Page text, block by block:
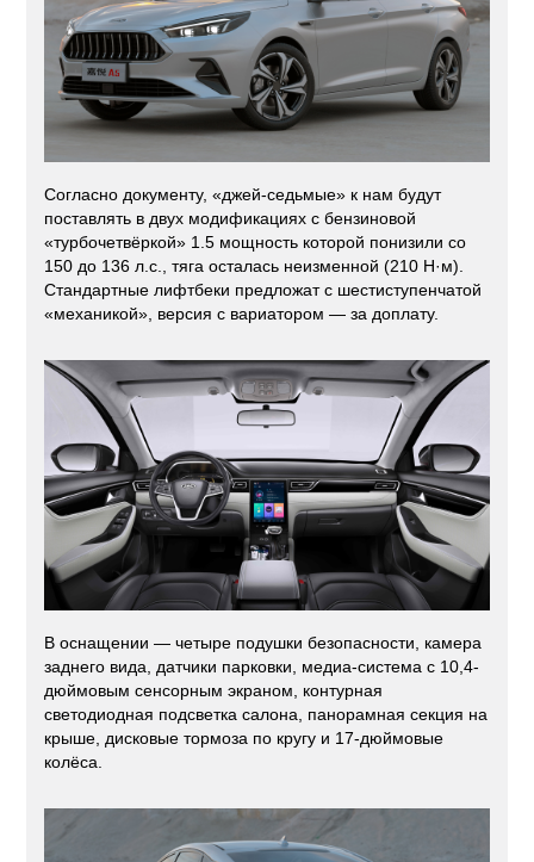
Согласно документу, «джей-седьмые» к нам будут
поставлять в двух модификациях с бензиновой
«турбочетвёркой» 1.5 мощность которой понизили со
150 до 136 л.с., тяга осталась неизменной (210 Н·м).
Стандартные лифтбеки предложат с шестиступенчатой
«механикой», версия с вариатором — за доплату.
В оснащении — четыре подушки безопасности, камера
заднего вида, датчики парковки, медиа-система с 10,4-
дюймовым сенсорным экраном, контурная
светодиодная подсветка салона, панорамная секция на
крыше, дисковые тормоза по кругу и 17-дюймовые
колёса.